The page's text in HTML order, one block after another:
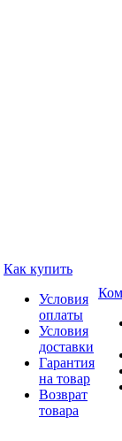
Как купить
Условия
оплаты
Условия
доставки
Гарантия
на товар
Возврат
товара